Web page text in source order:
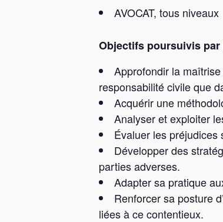
AVOCAT, tous niveaux
Objectifs poursuivis
Approfondir la
responsabilité civile que
Acquérir une
Analyser et exploiter
Évaluer les préjudices
Développer des
parties adverses.
Adapter sa pratique
Renforcer sa posture
liées à ce contentieux.